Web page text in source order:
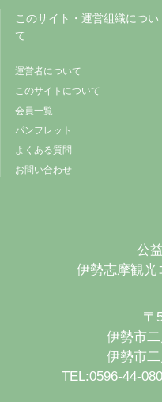
このサイト・運営組織につい
て
運営者について
このサイトについて
会員一覧
パンフレット
よくある質問
お問い合わせ
公
伊勢志摩観光
〒
伊勢市
伊勢市
TEL:0596-44-